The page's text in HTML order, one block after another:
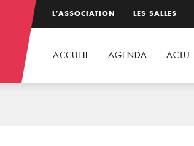
L’ASSOCIATION LES SALLES
ACCUEIL AGENDA ACTU